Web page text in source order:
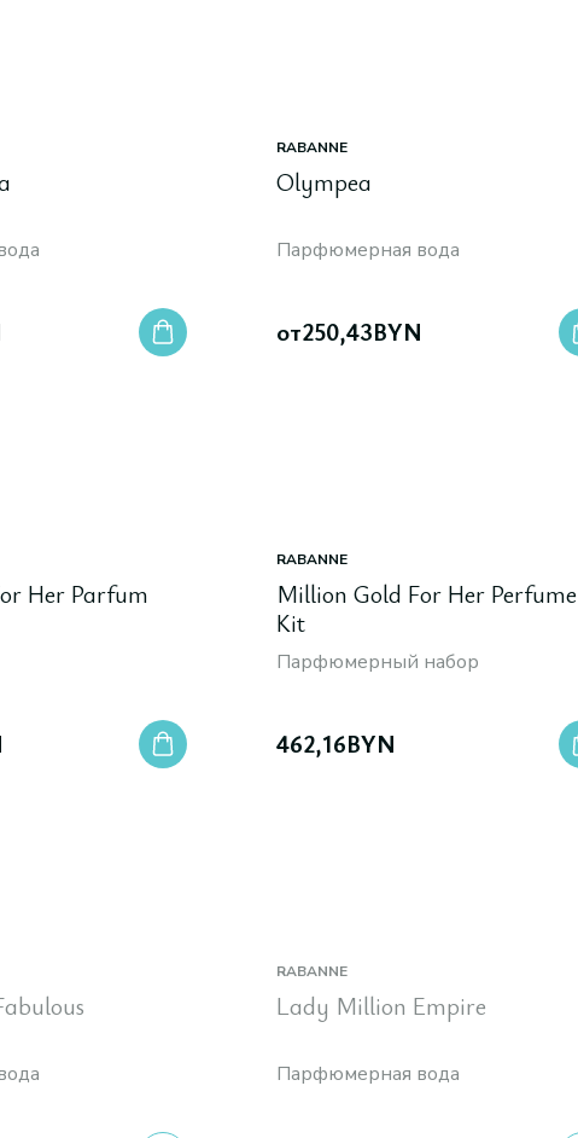
RABANNE
Olympea
Парфюмерная вода
от250,43BYN
Her Parfum
RABANNE
Million Gold For Her Perfume
Kit
Парфюмерный набор
462,16BYN
RABANNE
Lady Million Empire
Парфюмерная вода